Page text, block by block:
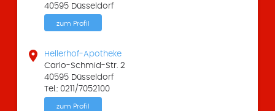
40595 Düsseldorf
zum Profil

Hellerhof-Apotheke
Carlo-Schmid-Str. 2
40595 Düsseldorf
Tel.: 0211/7052100
zum Profil